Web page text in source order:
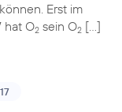
Erst im
hat O2sein O2[…]